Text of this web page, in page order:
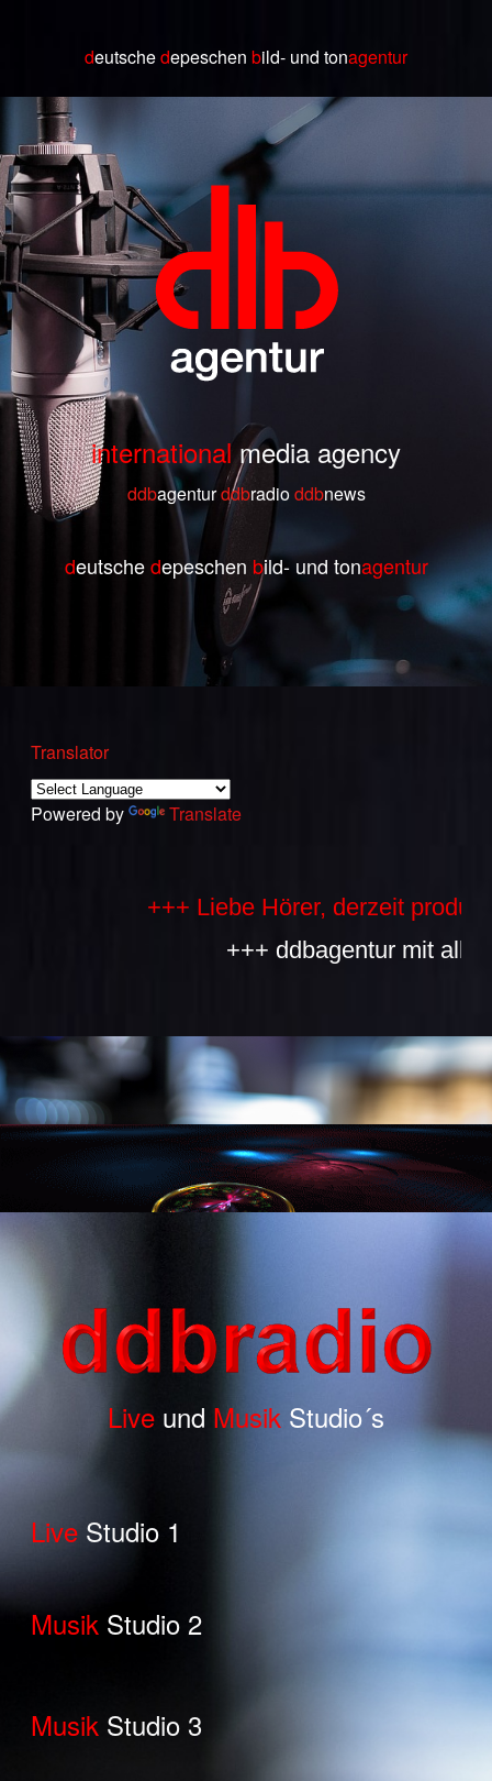
deutschedepeschen bild- und tonagentur
internationalmedia agency
ddbagenturddbradioddbnews
deutschedepeschen bild- und tonagentur
Translator
Powered by Translate
+++ Liebe Hörer, derzeit
+++ ddbagentur mit allen
Live und Musik Studio´s
Live Studio 1
Musik Studio 2
Musik Studio 3